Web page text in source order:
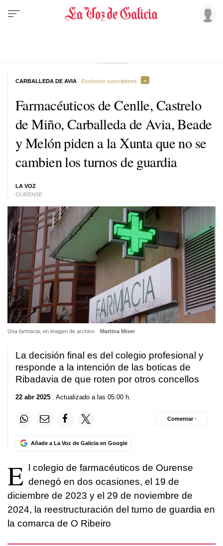
Farmacéuticos de Cenlle, Castrelo
de Miño, Carballeda de Avia, Beade
y Melón piden a la Xunta que no se
cambien los turnos de guardia
LA VOZ
OURENSE
CARBALLEDA DE AVIA · Exclusivo suscriptores
Una farmacia, en imagen de archivo Martina Miser
La decisión final es del colegio profesional y
responde a la intención de las boticas de
Ribadavia de que roten por otros concellos
22 abr 2025 . Actualizado a las 05:00 h.
Añade a La Voz de Galicia en Google
Comentar ·
E l colegio de farmacéuticos de Ourense
denegó en dos ocasiones, el 19 de
diciembre de 2023 y el 29 de noviembre de
2024, la reestructuración del turno de guardia en
la comarca de O Ribeiro